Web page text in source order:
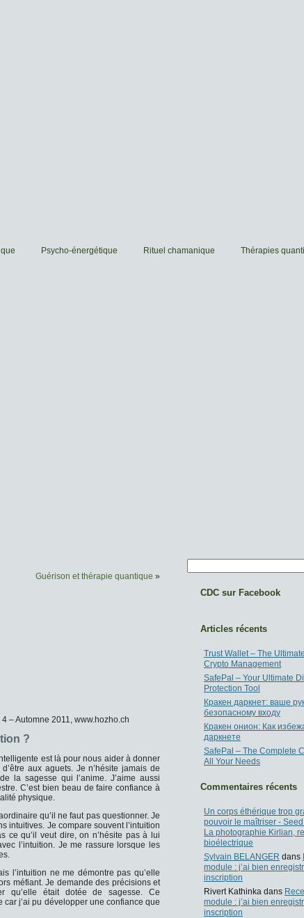
Psycho-énergétique Rituel chamanique Thérapies
Guérison et thérapie quantique »
– Automne 2011, www.hozho.ch
?
est là pour nous aider à donner
aux aguets. Je n’hésite jamais de
la sagesse qui l’anime. J’aime aussi
C’est bien beau de faire confiance à
physique.
qu’il ne faut pas questionner. Je
intuitives. Je compare souvent l’intuition
ce qu’il veut dire, on n’hésite pas à lui
l’intuition. Je me rassure lorsque les
l’intuition ne me démontre pas qu’elle
méfiant. Je demande des précisions et
qu’elle était dotée de sagesse. Ce
j’ai pu développer une confiance que
CDC sur Facebook
Articles récents
Trust Wallet – The
Crypto Management
SafePal – Your Ultimate
Protection Tool
Кракен даркнет: ваше
безопасному входу
Кракен онион: Как
даркнете
SafePal – The Complete
All Your Needs
Commentaires récents
Un corps éthérique trop
pouvoir le maîtriser -
La photographie Kirlian,
bioélectrique
Sylvain BELANGER dans
module : j’ai bien
inscription
Rivert Kathinka dans
module : j’ai bien
inscription